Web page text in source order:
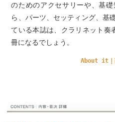
のためのアクセサリーや、基
ら、パーツ、セッティング、基
ている本誌は、クラリネット奏
冊になるでしょう。
About it｜